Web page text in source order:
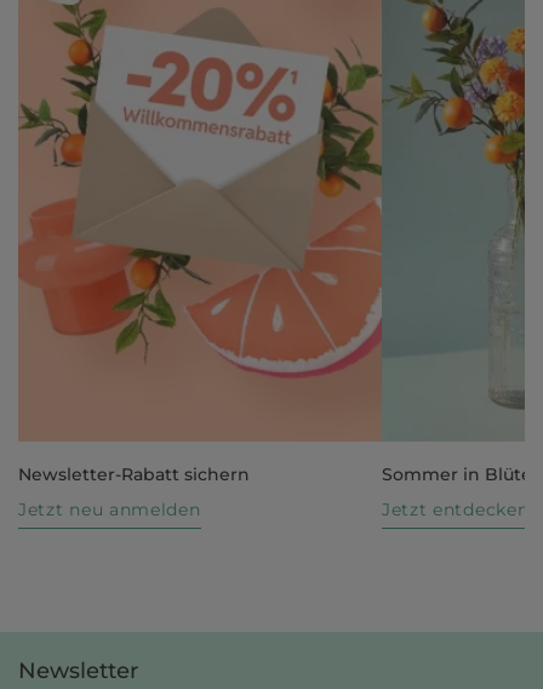
Newsletter-Rabatt sichern
Jetzt neu anmelden
Sommer in Blüte
Jetzt entdecken
Newsletter